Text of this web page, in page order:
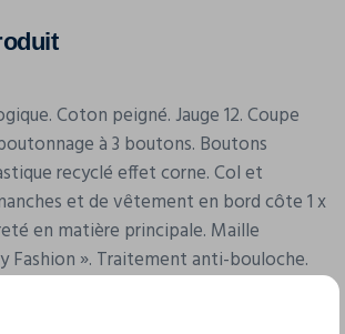
Coton peigné. Jauge 12. Coupe
à 3 boutons. Boutons
recyclé effet corne. Col et
et de vêtement en bord côte 1 x
en matière principale. Maille
Fashion ». Traitement anti-bouloche.
L : 225 g. En coton biologique plus
éthique. Tricoté en « Fully Fashion ».